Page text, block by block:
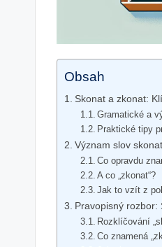
Obsah
Skonat a zkonat:
Gramatické a
Praktické tipy
Význam slov
Co opravdu
A co „zkonat“?
Jak to vzít z
Pravopisný rozbor:
Rozklíčování
Co znamená